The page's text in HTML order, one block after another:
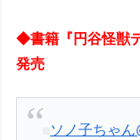
◆書籍『円谷怪獣
発売
ソノ子ちゃん